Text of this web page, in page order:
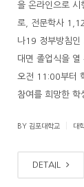
을 온라인으로
로, 전문학사
나19 정부방침인
대면 졸업식을
오전 11:00부터
참여를 희망한
BY 김포대학교 대
DETAIL